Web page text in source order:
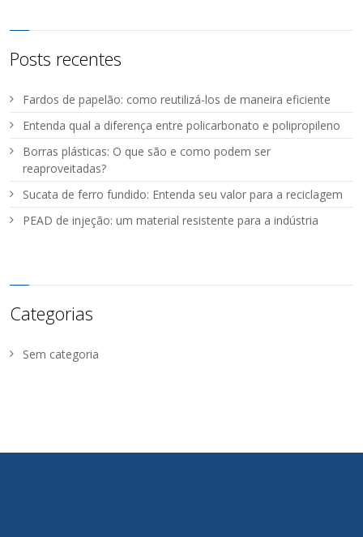
Posts recentes
Fardos de papelão: como reutilizá-los de maneira eficiente
Entenda qual a diferença entre policarbonato e polipropileno
Borras plásticas: O que são e como podem ser
reaproveitadas?
Sucata de ferro fundido: Entenda seu valor para a reciclagem
PEAD de injeção: um material resistente para a indústria
Categorias
Sem categoria